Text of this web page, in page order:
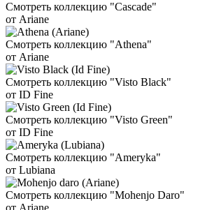
Смотреть коллекцию "Cascade"
от Ariane
Смотреть коллекцию "Athena"
от Ariane
Смотреть коллекцию "Visto Black"
от ID Fine
Смотреть коллекцию "Visto Green"
от ID Fine
Смотреть коллекцию "Ameryka"
от Lubiana
Смотреть коллекцию "Mohenjo Daro"